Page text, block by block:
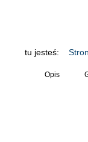
tu jesteś:
Opis